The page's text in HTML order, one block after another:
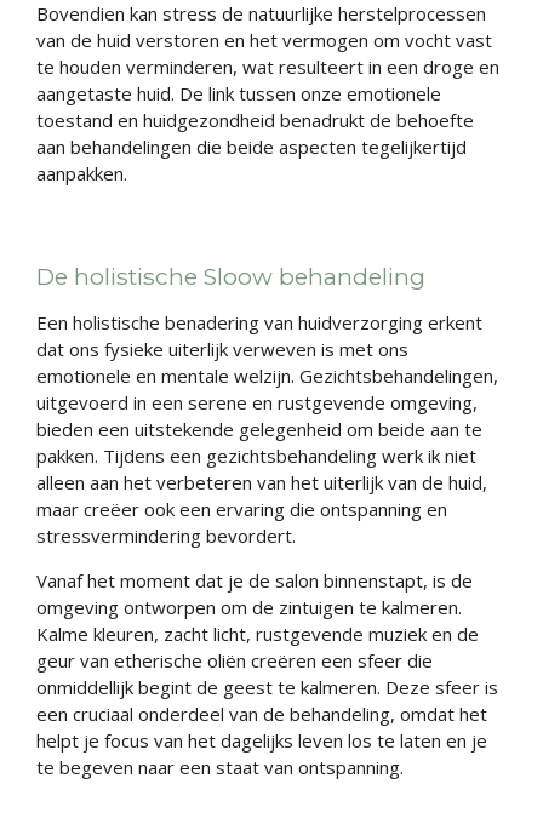
Bovendien kan stress de natuurlijke herstelprocessen
van de huid verstoren en het vermogen om vocht vast
te houden verminderen, wat resulteert in een droge en
aangetaste huid. De link tussen onze emotionele
toestand en huidgezondheid benadrukt de behoefte
aan behandelingen die beide aspecten tegelijkertijd
aanpakken.
De holistische Sloow behandeling
Een holistische benadering van huidverzorging erkent
dat ons fysieke uiterlijk verweven is met ons
emotionele en mentale welzijn. Gezichtsbehandelingen,
uitgevoerd in een serene en rustgevende omgeving,
bieden een uitstekende gelegenheid om beide aan te
pakken. Tijdens een gezichtsbehandeling werk ik niet
alleen aan het verbeteren van het uiterlijk van de huid,
maar creëer ook een ervaring die ontspanning en
stressvermindering bevordert.
Vanaf het moment dat je de salon binnenstapt, is de
omgeving ontworpen om de zintuigen te kalmeren.
Kalme kleuren, zacht licht, rustgevende muziek en de
geur van etherische oliën creëren een sfeer die
onmiddellijk begint de geest te kalmeren. Deze sfeer is
een cruciaal onderdeel van de behandeling, omdat het
helpt je focus van het dagelijks leven los te laten en je
te begeven naar een staat van ontspanning.